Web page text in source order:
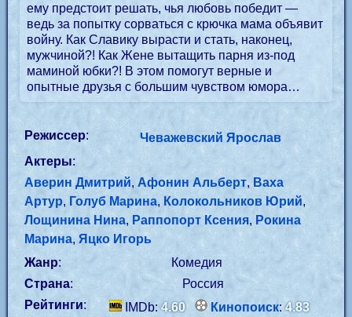
ему предстоит решать, чья любовь победит —
ведь за попытку сорваться с крючка мама объявит
войну. Как Славику вырасти и стать, наконец,
мужчиной?! Как Жене вытащить парня из-под
маминой юбки?! В этом помогут верные и
опытные друзья с большим чувством юмора…
Режиссер:
Чеважевский Ярослав
Актеры:
Аверин Дмитрий, Афонин Альберт,Ваха
Артур, Голуб Марина, Колокольников Юрий,
Лощинина Нина, Раппопорт Ксения, Рокина
Марина,Яцко Игорь
Жанр:
Комедия
Страна:
Россия
Рейтинги: IMDb:4.60 Кинопоиск:4.83